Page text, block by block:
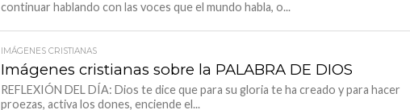
continuar hablando con las voces que el mundo habla, o...
IMÁGENES CRISTIANAS
Imágenes cristianas sobre la PALABRA DE DIOS
REFLEXIÓN DEL DÍA: Dios te dice que para su gloria te ha creado y para hacer
proezas, activa los dones, enciende el...